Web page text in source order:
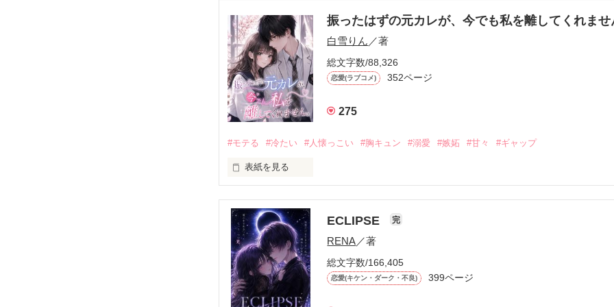
振ったはずの元カレが、今でも私を離してくれませ
白雪りん ／著
総文字数/88,326
恋愛(ラブコメ) 352ページ
275
#モテる #冷たい #人懐っこい #胸キュン #溺愛 #嫉妬 #甘々 #ギャップ
表紙を見る
モテる人を好きになるのが怖かった。
だから私は、中学時代に大好きだった彼を自分から振った。
もう会うことはないと思っていたのに、
高校生になって再会した彼は、隣の学校で”王子様”と呼ばれる人気者になっていた。
ECLIPSE 完
RENA／著
総文字数/166,405
恋愛(キケン・ダーク・不良) 399ページ